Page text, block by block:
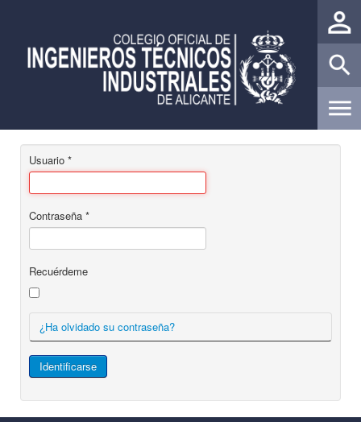
Usuario *
Contraseña *
Recuérdeme
¿Ha olvidado su contraseña?
Identificarse